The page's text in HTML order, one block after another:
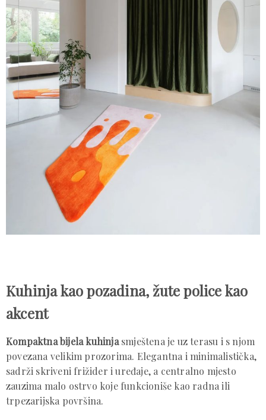
Kuhinja kao pozadina, žute police kao
akcent
Kompaktna bijela kuhinjasmještena je uz terasu i s njom
povezana velikim prozorima. Elegantna i minimalistička,
sadrži skriveni frižider i uređaje, a centralno mjesto
zauzima malo ostrvo koje funkcioniše kao radna ili
trpezarijska površina.